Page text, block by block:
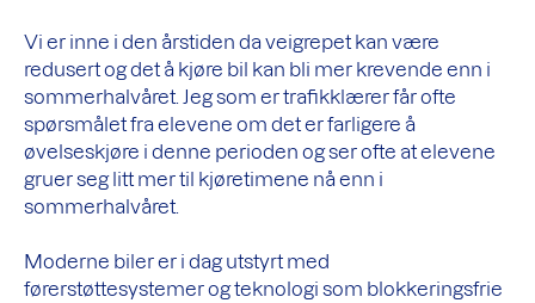
Vi er inne i den årstiden da veigrepet kan være
redusert og det å kjøre bil kan bli mer krevende enn i
sommerhalvåret. Jeg som er trafikklærer får ofte
spørsmålet fra elevene om det er farligere å
øvelseskjøre i denne perioden og ser ofte at elevene
gruer seg litt mer til kjøretimene nå enn i
sommerhalvåret.
Moderne biler er i dag utstyrt med
førerstøttesystemer og teknologi som blokkeringsfrie